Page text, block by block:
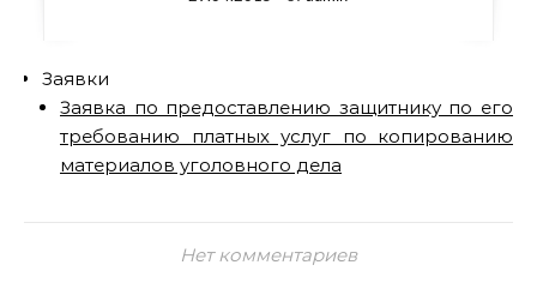
Заявки
Заявка по предоставлению защитнику по его
требованию платных услуг по копированию
материалов уголовного дела
Нет комментариев